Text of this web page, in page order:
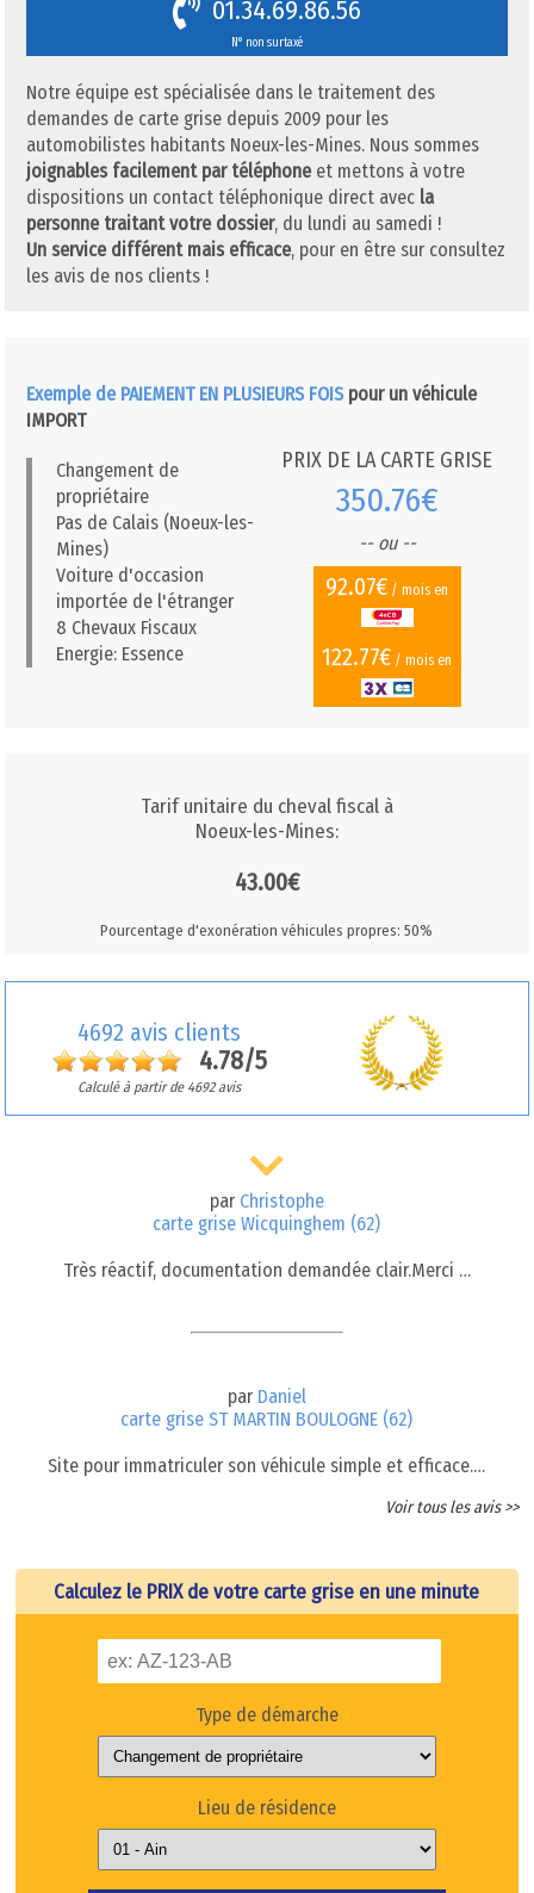
01.34.69.86.56
N° non surtaxé
Notre équipe est spécialisée dans le traitement des
demandes de carte grise depuis 2009 pour les
automobilistes habitants Noeux-les-Mines. Nous sommes
joignables facilement par téléphone et mettons à votre
dispositions un contact téléphonique direct avec la
personne traitant votre dossier, du lundi au samedi !
Un service différent mais efficace, pour en être sur consultez
les avis de nos clients !
Exemple de PAIEMENT EN PLUSIEURS FOIS pour un véhicule
IMPORT
Changement de
propriétaire
Pas de Calais (Noeux-les-
Mines)
Voiture d'occasion
importée de l'étranger
8 Chevaux Fiscaux
Energie: Essence
PRIX DE LA CARTE GRISE
350.76€
-- ou --
92.07€ / mois en
122.77€ / mois en
Tarif unitaire du cheval fiscal à
Noeux-les-Mines:
43.00€
Pourcentage d'exonération véhicules propres: 50%
4692 avis clients
4.78/5
Calculé à partir de 4692 avis
par Christophe
carte grise Wicquinghem (62)
Très réactif, documentation demandée clair.Merci …
par Daniel
carte grise ST MARTIN BOULOGNE (62)
Site pour immatriculer son véhicule simple et efficace.…
Voir tous les avis >>
Calculez le PRIX de votre carte grise en une minute
Type de démarche
Lieu de résidence